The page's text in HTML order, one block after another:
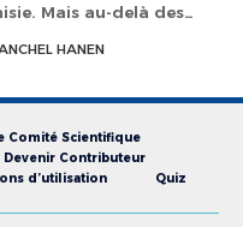
Mais au-delà des…
HANEN
Comité Scientifique
Devenir Contributeur
d’utilisation
Quiz